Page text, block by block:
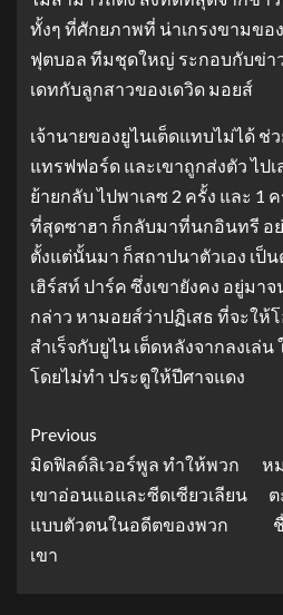
ทั้งๆ ที่ศักยภาพที่ น่าเกรงขามขอ
ฟุตบอล ทีมชุดใหญ่ ระกอบกับข่า
เดทกับลูกสาวของเดวิด มอยส์
เจ้านายของยูไนเต็ดแทบไม่ได้ ช่
แทรฟฟอร์ด และเขาถูกส่งตัว ไป
ย้ายกลับ ไปพาเลซ 2 ครั้ง และ 1
ที่สุดซาฮา ก็กลับมาที่นกอินทรี อย่
ตั้งแต่นั้นมา ก็สถาปนาตัวเอง เป็
เฮิร์สท์ ปาร์ค ซึ่งเขายังคง อยู่มา
กล่าว หามอยส์ว่าปฏิเสธ ที่จะให้
สําเร็จกับยูไน เต็ดหลังจากลงเล่
โดยไม่ทํา ประตูให้ปีศาจแดง
Previous
มิดฟิลด์ลิเวอร์พูล ทําให้พวก
เขาอ่อนแอและซีดเซียวเลียน
แบบตัวตนในอดีตของพวก
เขา
ห